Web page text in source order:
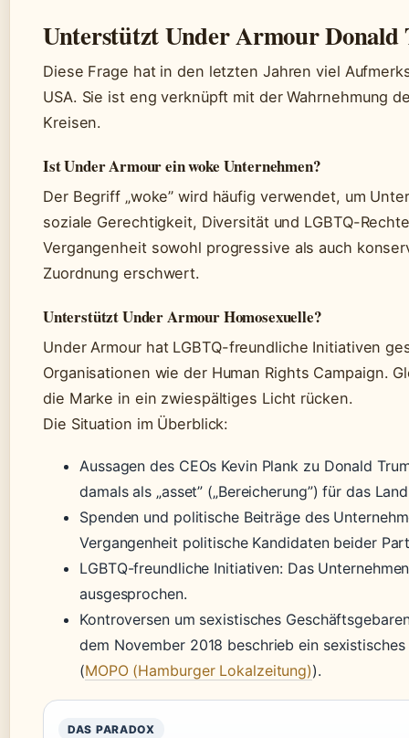
Unterstützt Under Armour Donald
Diese Frage hat in den letzten Jahren viel
USA. Sie ist eng verknüpft mit der Wahrnehmung
Kreisen.
Ist Under Armour ein woke Unternehmen?
Der Begriff „woke” wird häufig verwendet, um
soziale Gerechtigkeit, Diversität und LGBTQ-
Vergangenheit sowohl progressive als auch
Zuordnung erschwert.
Unterstützt Under Armour Homosexuelle?
Under Armour hat LGBTQ-freundliche Initiativen
Organisationen wie der Human Rights Campaign.
die Marke in ein zwiespältiges Licht rücken.
Die Situation im Überblick:
Aussagen des CEOs Kevin Plank zu Donald
damals als „asset” („Bereicherung”) für das
Spenden und politische Beiträge des
Vergangenheit politische Kandidaten beider
LGBTQ-freundliche Initiativen: Das
ausgesprochen.
Kontroversen um sexistisches
dem November 2018 beschrieb ein
(MOPO (Hamburger Lokalzeitung)).
DAS PARADOX